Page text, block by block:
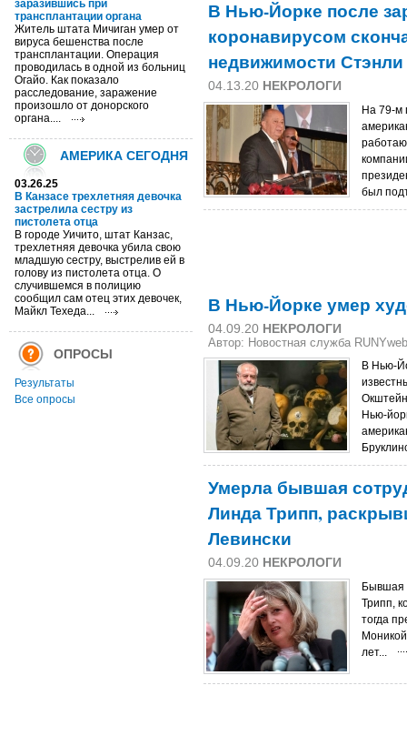
заразившись при
трансплантации органа
Житель штата Мичиган умер от
вируса бешенства после
трансплантации. Операция
проводилась в одной из больниц
Огайо. Как показало
расследование, заражение
произошло от донорского
органа....
АМЕРИКА СЕГОДНЯ
03.26.25
В Канзасе трехлетняя девочка
застрелила сестру из
пистолета отца
В городе Уичито, штат Канзас,
трехлетняя девочка убила свою
младшую сестру, выстрелив ей в
голову из пистолета отца. О
случившемся в полицию
сообщил сам отец этих девочек,
Майкл Техеда...
ОПРОСЫ
Результаты
Все опросы
В Нью-Йорке после
коронавирусом
недвижимости
04.13.20 НЕКРОЛОГИ
На 79-м
был
В Нью-Йорке умер
04.09.20 НЕКРОЛОГИ
Автор: Новостная служба RUNYweb
В Нью-
Нью-
Умерла бывшая
Линда Трипп,
Левински
04.09.20 НЕКРОЛОГИ
Бывшая
Трипп,
тогда
лет...